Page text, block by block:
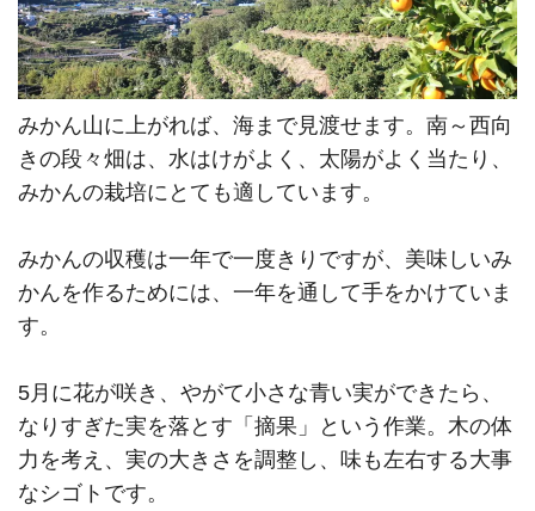
みかん山に上がれば、海まで見渡せます。南～西向
きの段々畑は、水はけがよく、太陽がよく当たり、
みかんの栽培にとても適しています。
みかんの収穫は一年で一度きりですが、美味しいみ
かんを作るためには、一年を通して手をかけていま
す。
5月に花が咲き、やがて小さな青い実ができたら、
なりすぎた実を落とす「摘果」という作業。木の体
力を考え、実の大きさを調整し、味も左右する大事
なシゴトです。